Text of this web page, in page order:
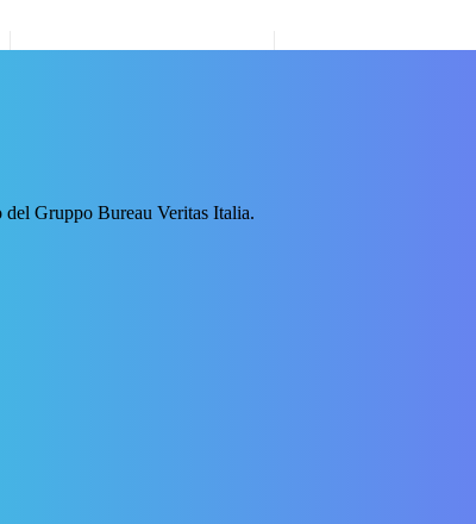
Gruppo Bureau Veritas Italia.
agricole ottenute mediante metodi biologici. Bollettino